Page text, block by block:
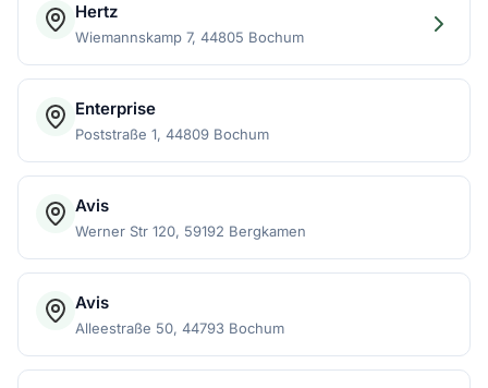
Hertz
Wiemannskamp 7, 44805 Bochum
Enterprise
Poststraße 1, 44809 Bochum
Avis
Werner Str 120, 59192 Bergkamen
Avis
Alleestraße 50, 44793 Bochum